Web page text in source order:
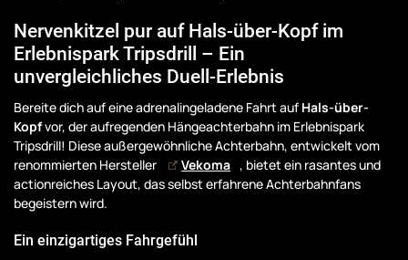
Nervenkitzel pur auf Hals-über-Kopf im
Erlebnispark Tripsdrill – Ein
unvergleichliches Duell-Erlebnis
Bereite dich auf eine adrenalingeladene Fahrt auf Hals-über-
Kopfvor, der aufregenden Hängeachterbahn im Erlebnispark
Tripsdrill! Diese außergewöhnliche Achterbahn, entwickelt vom
renommierten Hersteller
Vekoma , bietet ein rasantes und
actionreiches Layout, das selbst erfahrene Achterbahnfans
begeistern wird.
Ein einzigartiges Fahrgefühl